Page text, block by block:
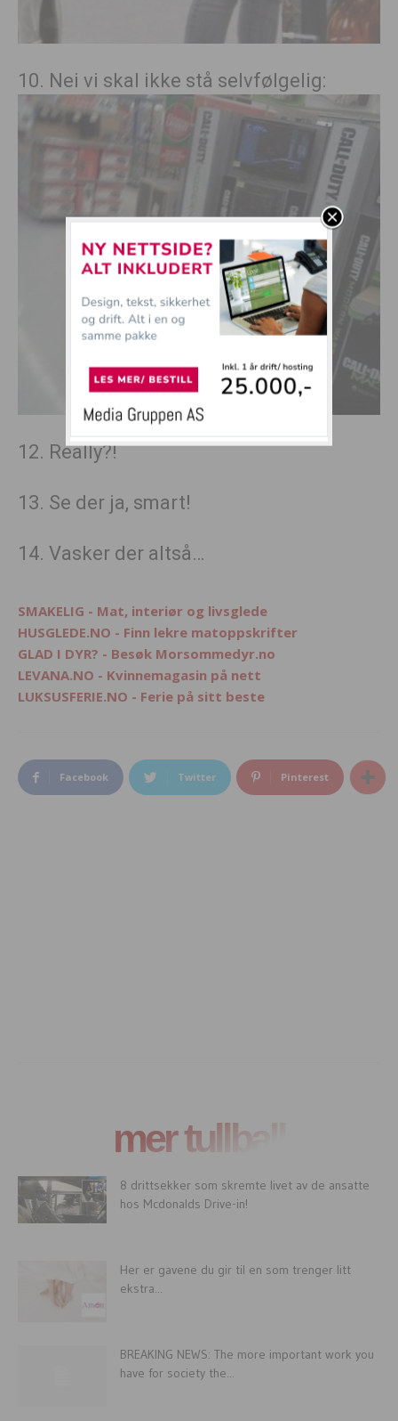
10. Nei vi skal ikke stå selvfølgelig:
12. Really?!
13. Se der ja, smart!
14. Vasker der altså…
SMAKELIG - Mat, interiør og livsglede
HUSGLEDE.NO - Finn lekre matoppskrifter
GLAD I DYR? - Besøk Morsommedyr.no
LEVANA.NO - Kvinnemagasin på nett
LUKSUSFERIE.NO - Ferie på sitt beste
Facebook Twitter Pinterest
mer tullball
8 drittsekker som skremte livet av de ansatte
hos Mcdonalds Drive-in!
Her er gavene du gir til en som trenger litt
ekstra...
BREAKING NEWS: The more important work you
have for society the...